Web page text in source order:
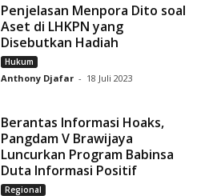
Penjelasan Menpora Dito soal
Aset di LHKPN yang
Disebutkan Hadiah
Hukum
Anthony Djafar - 18 Juli 2023
Berantas Informasi Hoaks,
Pangdam V Brawijaya
Luncurkan Program Babinsa
Duta Informasi Positif
Regional